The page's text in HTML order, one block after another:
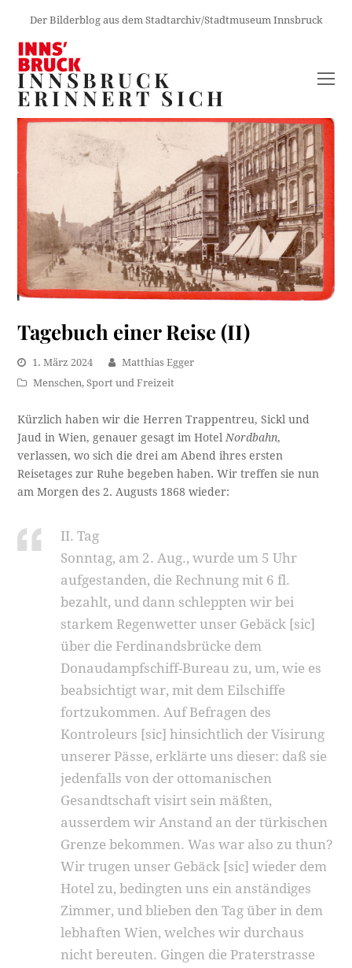
Der Bilderblog aus dem Stadtarchiv/Stadtmuseum Innsbruck
INNSBRUCK
ERINNERT SICH
Tagebuch einer Reise (II)
1. März 2024
Matthias Egger
Menschen,Sport und Freizeit
Kürzlich haben wir die Herren Trappentreu, Sickl und
Jaud in Wien, genauer gesagt im Hotel Nordbahn,
verlassen, wo sich die drei am Abend ihres ersten
Reisetages zur Ruhe begeben haben. Wir treffen sie nun
am Morgen des 2. Augusts 1868 wieder:
II. Tag
Sonntag, am 2. Aug., wurde um 5 Uhr
aufgestanden, die Rechnung mit 6 fl.
bezahlt, und dann schleppten wir bei
starkem Regenwetter unser Gebäck [sic]
über die Ferdinandsbrücke dem
Donaudampfschiff-Bureau zu, um, wie es
beabsichtigt war, mit dem Eilschiffe
fortzukommen. Auf Befragen des
Kontroleurs [sic] hinsichtlich der Visirung
unserer Pässe, erklärte uns dieser: daß sie
jedenfalls von der ottomanischen
Gesandtschaft visirt sein mäßten,
ausserdem wir Anstand an der türkischen
Grenze bekommen. Was war also zu thun?
Wir trugen unser Gebäck [sic] wieder dem
Hotel zu, bedingten uns ein anständiges
Zimmer, und blieben den Tag über in dem
lebhaften Wien, welches wir durchaus
nicht bereuten. Gingen die Praterstrasse